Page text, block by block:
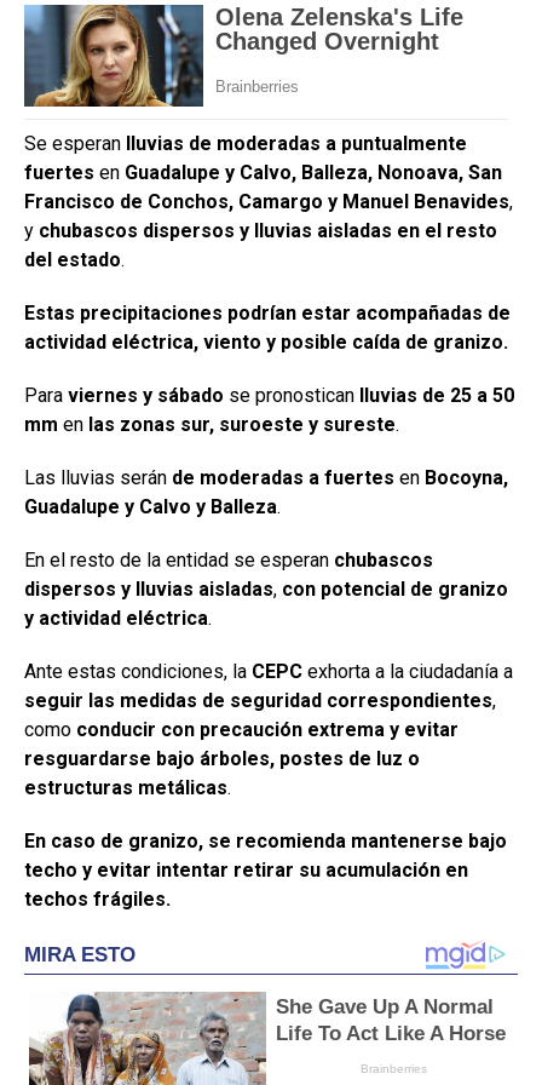
Se esperan lluvias de moderadas a puntualmente
fuertes en Guadalupe y Calvo, Balleza, Nonoava, San
Francisco de Conchos, Camargo y Manuel Benavides,
y chubascos dispersos y lluvias aisladas en el resto
del estado.
Estas precipitaciones podrían estar acompañadas de
actividad eléctrica, viento y posible caída de granizo.
Para viernes y sábado se pronostican lluvias de 25 a 50
mm en las zonas sur, suroeste y sureste.
Las lluvias serán de moderadas a fuertes en Bocoyna,
Guadalupe y Calvo y Balleza.
En el resto de la entidad se esperan chubascos
dispersos y lluvias aisladas, con potencial de granizo
y actividad eléctrica.
Ante estas condiciones, la CEPC exhorta a la ciudadanía a
seguir las medidas de seguridad correspondientes,
como conducir con precaución extrema y evitar
resguardarse bajo árboles, postes de luz o
estructuras metálicas.
En caso de granizo, se recomienda mantenerse bajo
techo y evitar intentar retirar su acumulación en
techos frágiles.